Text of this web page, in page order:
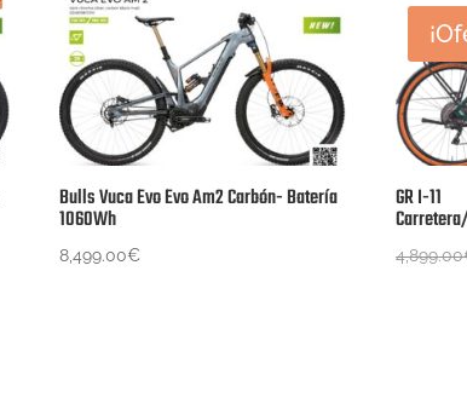
Bulls Vuca Evo Evo Am2 Carbón- Batería
1060Wh
8,499.00€
GR I-11
4,899.00